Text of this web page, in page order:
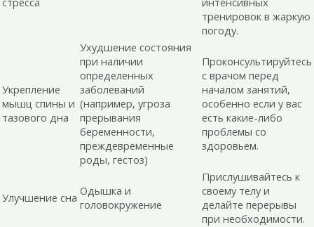
тренировок в жаркую
погоду.
Укрепление
мышц спины и
тазового дна
Ухудшение состояния
при наличии
определенных
заболеваний
(например, угроза
прерывания
беременности,
преждевременные
роды, гестоз)
Проконсультируйтесь
с врачом перед
началом занятий,
особенно если у вас
есть какие-либо
проблемы со
здоровьем.
Улучшение сна Одышка и
головокружение
Прислушивайтесь к
своему телу и
делайте перерывы
при необходимости.